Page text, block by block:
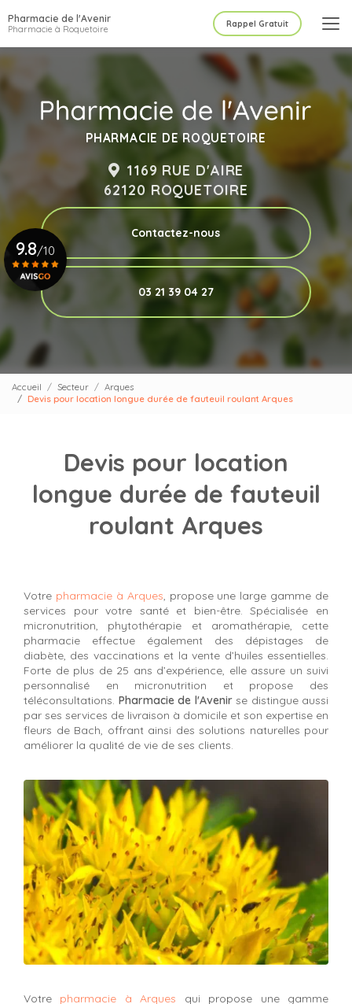
au
contenu
principal
Pharmacie de l'Avenir
Pharmacie à Roquetoire Rappel Gratuit
PHARMACIE DE ROQUETOIRE
1169 RUE D'AIRE
62120 ROQUETOIRE
Contactez-nous
03 21 39 04 27
9.8/10
Voir le certificat
Accueil Secteur
Arques
Devis pour location longue durée de fauteuil roulant Arques
Devis pour location
longue durée de fauteuil
roulant Arques
Votre pharmacie à Arques, propose une large gamme de
services pour votre santé et bien-être. Spécialisée en
micronutrition, phytothérapie et aromathérapie, cette
pharmacie effectue également des dépistages de
diabète, des vaccinations et la vente d’huiles essentielles.
Forte de plus de 25 ans d’expérience, elle assure un suivi
personnalisé en micronutrition et propose des
téléconsultations. Pharmacie de l'Avenir se distingue aussi
par ses services de livraison à domicile et son expertise en
fleurs de Bach, offrant ainsi des solutions naturelles pour
améliorer la qualité de vie de ses clients.
Votre pharmacie à Arques qui propose une gamme